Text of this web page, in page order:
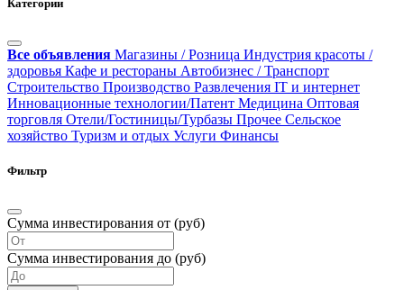
Категории
Все объявления Магазины / Розница Индустрия красоты /
здоровья Кафе и рестораны Автобизнес / Транспорт
Строительство Производство Развлечения IT и интернет
Инновационные технологии/Патент Медицина Оптовая
торговля Отели/Гостиницы/Турбазы Прочее Сельское
хозяйство Туризм и отдых Услуги Финансы
Фильтр
Сумма инвестирования от (руб)
Сумма инвестирования до (руб)